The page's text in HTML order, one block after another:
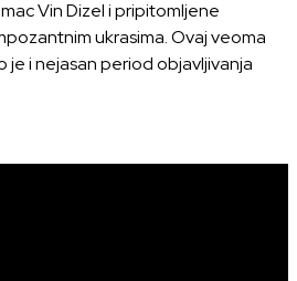
Vin Dizel i pripitomljene
ukrasima. Ovaj veoma
je i nejasan period objavljivanja